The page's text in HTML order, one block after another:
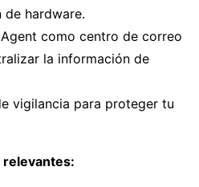
de hardware.
como centro de correo
la información de
vigilancia para proteger tu